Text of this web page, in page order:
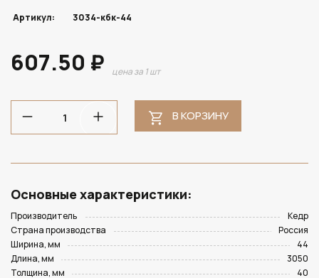
Артикул: 3034-кбк-44
607.50 ₽ цена за 1 шт
В КОРЗИНУ
Основные характеристики:
Производитель
Кедр
Страна производства
Россия
Ширина, мм
44
Длина, мм
3050
Толщина, мм
40